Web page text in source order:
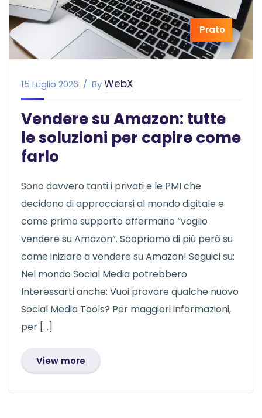
Prato
15 Luglio 2026 ByWebX
Vendere su Amazon: tutte
le soluzioni per capire come
farlo
Sono davvero tanti i privati e le PMI che
decidono di approcciarsi al mondo digitale e
come primo supporto affermano “voglio
vendere su Amazon”. Scopriamo di più però su
come iniziare a vendere su Amazon! Seguici su:
Nel mondo Social Media potrebbero
Interessarti anche: Vuoi provare qualche nuovo
Social Media Tools? Per maggiori informazioni,
per […]
View more